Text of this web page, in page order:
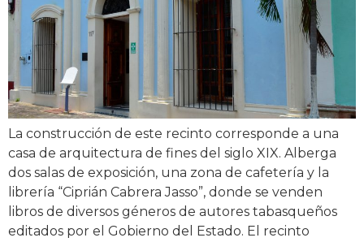
La construcción de este recinto corresponde a una
casa de arquitectura de fines del siglo XIX. Alberga
dos salas de exposición, una zona de cafetería y la
librería “Ciprián Cabrera Jasso”, donde se venden
libros de diversos géneros de autores tabasqueños
editados por el Gobierno del Estado. El recinto